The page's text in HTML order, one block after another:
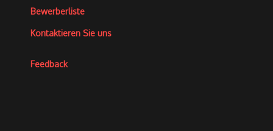
Bewerberliste
Kontaktieren Sie uns
Feedback